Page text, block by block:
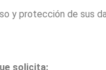
y protección de sus
solicita: